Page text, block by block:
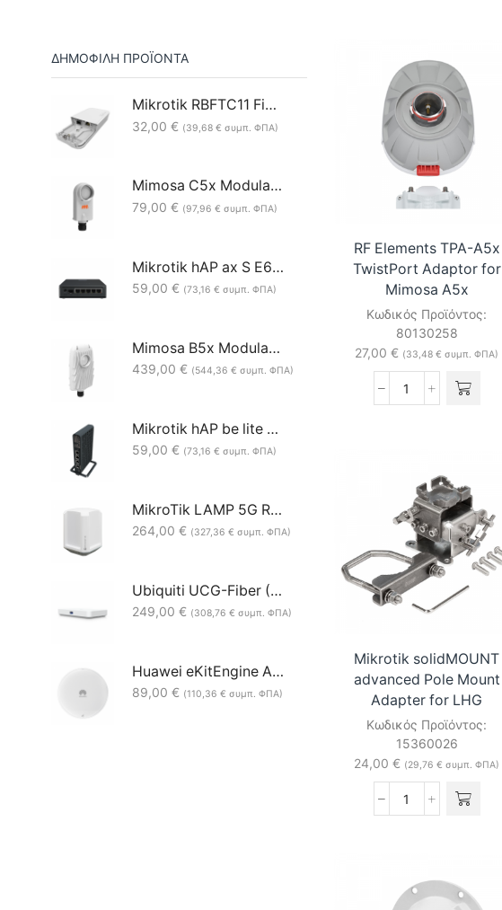
MIMO
Multiplexer
ποσότητα
RF Elements TPA-A5x
TwistPort Adaptor for
Mimosa A5x
Κωδικός Προϊόντος:
80130258
27,00€ (33,48€ συμπ. ΦΠΑ)
RF
TwistPort
Adaptor
for
Mimosa
A5x
ποσότητα
Mikrotik solidMOUNT
advanced Pole Mount
Adapter for LHG
Κωδικός Προϊόντος:
15360026
24,00€ (29,76€ συμπ. ΦΠΑ)
Mikrotik
Mount
Adapter
ΔΗΜΟΦΙΛΗ ΠΡΟΪΟΝΤΑ
Mikrotik RBFTC11 Fiber to Copper converter
32,00 € (39,68 € συμπ. ΦΠΑ)
Mimosa C5x Modular & Flexible 5GHz 8dBi Client/Backhaul
79,00 € (97,96 € συμπ. ΦΠΑ)
Mikrotik hAP ax S E62iUGS-2axD5axT 5xGbE 1x2.5G SFP WiFi 6 Access Point
59,00 € (73,16 € συμπ. ΦΠΑ)
Mimosa B5x Modular 4.9-6.4GHz 8dBi PtP Backhaul Radio
439,00 € (544,36 € συμπ. ΦΠΑ)
Mikrotik hAP be lite A42G-HbeP Wi-Fi 7 (RouterOS L4)
59,00 € (73,16 € συμπ. ΦΠΑ)
MikroTik LAMP 5G R16 LAMPGM&RG520F-EU 4x4MIMO (Level 3)
264,00 € (327,36 € συμπ. ΦΠΑ)
Ubiquiti UCG-Fiber (30W) Desktop 10G Cloud Gateway
249,00 € (308,76 € συμπ. ΦΠΑ)
Huawei eKitEngine AP371 BE3600 Dual-Band 2.5GE Settled Access Point
89,00 € (110,36 € συμπ. ΦΠΑ)